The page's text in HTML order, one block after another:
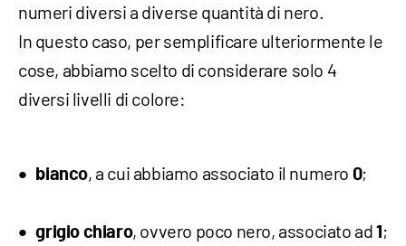
numeri diversi a diverse quantità di nero.
In questo caso, per semplificare ulteriormente le
cose, abbiamo scelto di considerare solo 4
diversi livelli di colore:
bianco, a cui abbiamo associato il numero 0;
grigio chiaro, ovvero poco nero, associato ad 1 ;